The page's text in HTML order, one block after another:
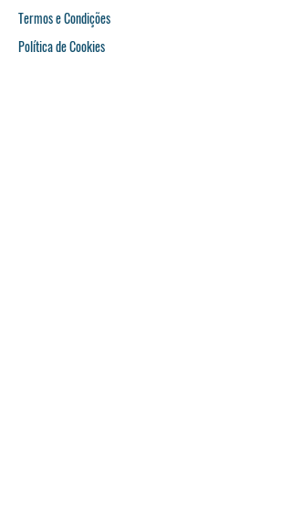
Termos e Condições
Política de Cookies